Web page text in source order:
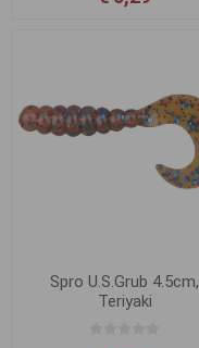
Spro U.S.Grub 4.5cm,
Teriyaki